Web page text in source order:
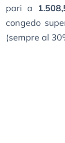
pari a
congedo
(sempre al